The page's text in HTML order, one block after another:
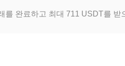
를 완료하고 최대 711 USDT를 받